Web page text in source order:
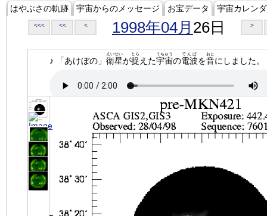
はやぶさの軌跡 宇宙からのメッセージ お宝データ 宇宙カレン
<<< << < 1998年04月 26日 >
♪ 「あけぼの」 衛星
えいせい
が捉
とら
えた宇宙
うちゅう
の電波
でんぱ
を音
おと
にしました。